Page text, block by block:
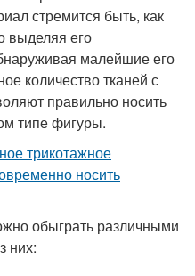
стремится быть, как
выделяя его
малейшие его
количество тканей с
правильно носить
типе фигуры.
обыграть различными
них: